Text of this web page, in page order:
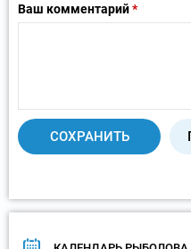
Ваш комментарий*